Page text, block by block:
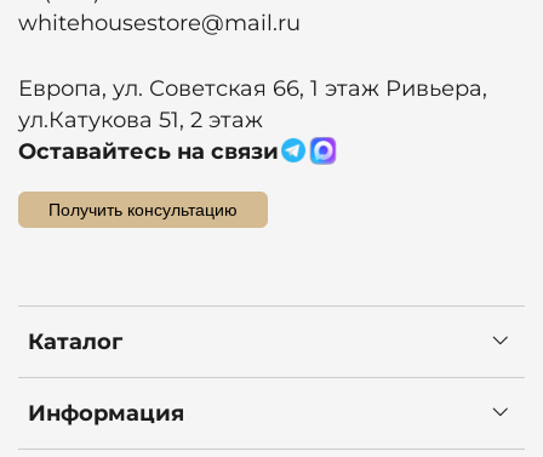
Каталог
Информация
whitehousestore@mail.ru
Европа, ул. Советская 66, 1 этаж Ривьера,
ул.Катукова 51, 2 этаж
Оставайтесь на связи
Получить консультацию